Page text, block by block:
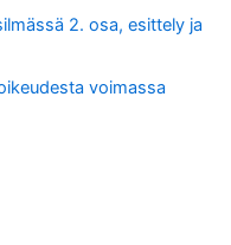
2. osa, esittely ja
voimassa